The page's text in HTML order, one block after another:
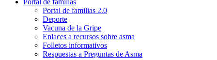
Portal de familias
Portal de familias 2.0
Deporte
Vacuna de la Gripe
Enlaces a recursos sobre asma
Folletos informativos
Respuestas a Preguntas de Asma